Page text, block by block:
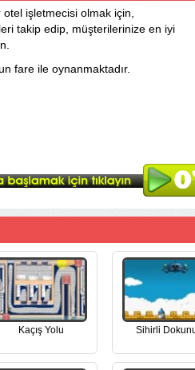
otel işletmecisi olmak için,
takip edip, müşterilerinize en iyi
fare ile oynanmaktadır.
Kaçış Yolu Sihirli